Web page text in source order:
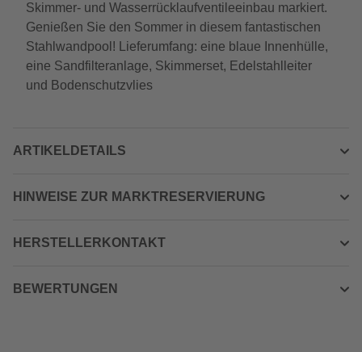
Skimmer- und Wasserrücklaufventileeinbau markiert.
Genießen Sie den Sommer in diesem fantastischen
Stahlwandpool! Lieferumfang: eine blaue Innenhülle,
eine Sandfilteranlage, Skimmerset, Edelstahlleiter
und Bodenschutzvlies
ARTIKELDETAILS
HINWEISE ZUR MARKTRESERVIERUNG
HERSTELLERKONTAKT
BEWERTUNGEN